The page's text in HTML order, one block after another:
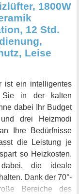
1800W
12 Std.
Leise
ist ein intelligentes
Sie in der kalten
dabei Ihr Budget
drei Heizmodi
Ihre Bedürfnisse
die Leistung je
so Heizkosten.
die ideale
Dank der 70°-
Bereiche des